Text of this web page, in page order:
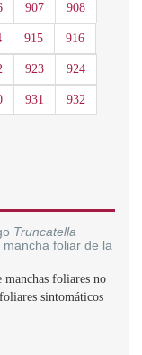
907 908
915 916
923 924
931 932
Truncatella
foliar de la
manchas foliares no
sintomáticos